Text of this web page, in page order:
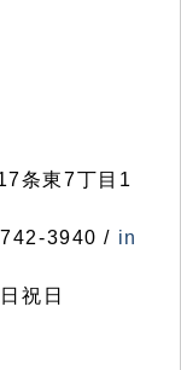
条東7丁目1
3940 / in
祝日